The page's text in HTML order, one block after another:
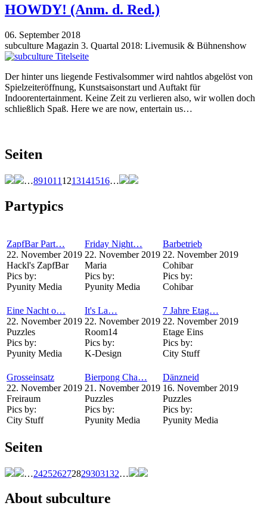
HOWDY! (Anm. d. Red.)
06. September 2018
subculture Magazin 3. Quartal 2018: Livemusik & Bühnenshow
Der hinter uns liegende Festivalsommer wird nahtlos abgelöst von
Spielzeiteröffnung, Kunstsaisonstart und Auftakt für
Indoorentertainment. Keine Zeit zu verlieren also, wir wollen doch
schließlich Spaß. Here we are now, entertain us…
Seiten
…891011 1213141516…
Partypics
ZapfBar Part…
22. November 2019
Hackl's ZapfBar
Pics by:
Pyunity Media
Friday Night…
22. November 2019
Maria
Pics by:
Pyunity Media
Barbetrieb
22. November 2019
Cohibar
Pics by:
Cohibar
Eine Nacht o…
22. November 2019
Puzzles
Pics by:
Pyunity Media
It's La…
22. November 2019
Room14
Pics by:
K-Design
7 Jahre Etag…
22. November 2019
Etage Eins
Pics by:
City Stuff
Grosseinsatz
22. November 2019
Freiraum
Pics by:
City Stuff
Bierpong Cha…
21. November 2019
Puzzles
Pics by:
Pyunity Media
Dänzneid
16. November 2019
Puzzles
Pics by:
Pyunity Media
Seiten
…242526272829303132…
About subculture